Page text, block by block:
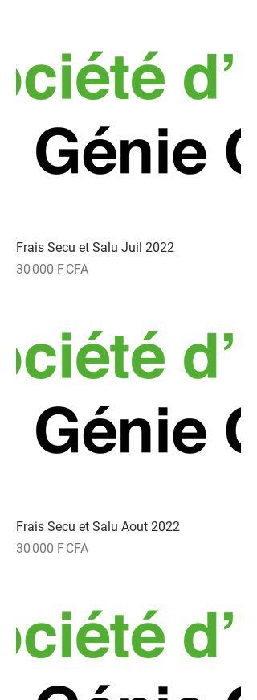
Frais Secu et Salu Juil 2022
Prix
30 000 F CFA
Frais Secu et Salu Aout 2022
Prix
30 000 F CFA